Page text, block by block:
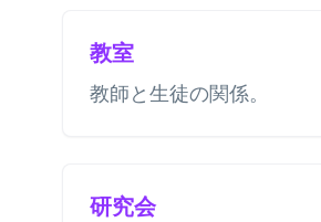
教室
教師と生徒の関係。
研究会